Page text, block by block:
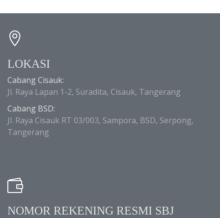
LOKASI
Cabang Cisauk:
Jl. Raya Lapan 1-2, Suradita, Cisauk, Tangerang
Cabang BSD:
Jl. Raya Cisauk RT 03/003, Sampora, BSD, Serpong,
Tangerang
NOMOR REKENING RESMI SBJ